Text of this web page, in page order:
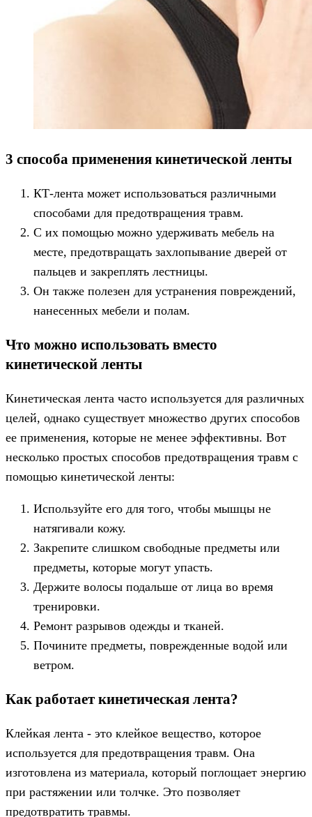
3 способа применения кинетической ленты
КТ-лента может использоваться различными
способами для предотвращения травм.
С их помощью можно удерживать мебель на
месте, предотвращать захлопывание дверей от
пальцев и закреплять лестницы.
Он также полезен для устранения повреждений,
нанесенных мебели и полам.
Что можно использовать вместо
кинетической ленты
Кинетическая лента часто используется для различных
целей, однако существует множество других способов
ее применения, которые не менее эффективны. Вот
несколько простых способов предотвращения травм с
помощью кинетической ленты:
Используйте его для того, чтобы мышцы не
натягивали кожу.
Закрепите слишком свободные предметы или
предметы, которые могут упасть.
Держите волосы подальше от лица во время
тренировки.
Ремонт разрывов одежды и тканей.
Почините предметы, поврежденные водой или
ветром.
Как работает кинетическая лента?
Клейкая лента - это клейкое вещество, которое
используется для предотвращения травм. Она
изготовлена из материала, который поглощает энергию
при растяжении или толчке. Это позволяет
предотвратить травмы.